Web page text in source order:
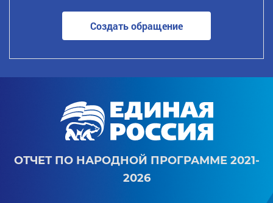
Создать обращение
ОТЧЕТ ПО НАРОДНОЙ ПРОГРАММЕ 2021-
2026